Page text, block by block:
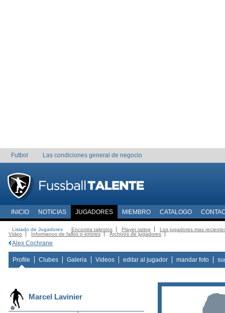
Futbol Las condiciones general de negocio
INICIO NOTICIAS JUGADORES MIEMBRO CATALOGO
Listado de Jugadores Encontra talentos Player rating
Los jugadores mas
Video
Informanos de fallos o errores Archivos de jugadores
Alex Cochrane
Profile Clubes Galeria Videos editar al jugador mandar foto
Marcel Lavinier